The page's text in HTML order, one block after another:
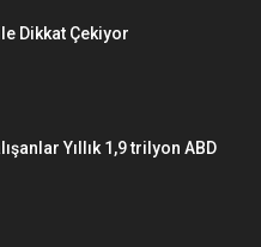
Dikkat Çekiyor
Yıllık 1,9 trilyon ABD